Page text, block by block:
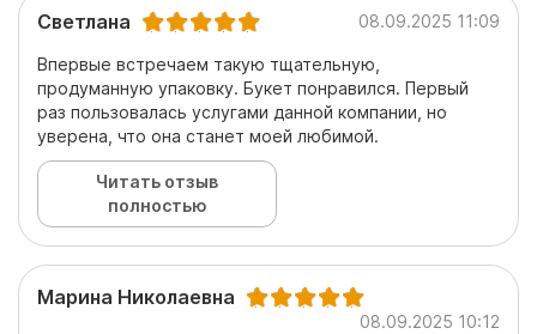
Светлана 08.09.2025 11:09
Впервые встречаем такую тщательную,
продуманную упаковку. Букет понравился. Первый
раз пользовалась услугами данной компании, но
уверена, что она станет моей любимой.
Читать отзыв
полностью
Марина Николаевна
08.09.2025 10:12